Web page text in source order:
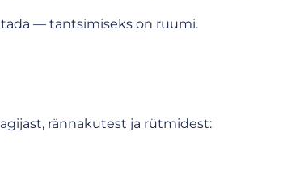
— tantsimiseks on ruumi.
rännakutest ja rütmidest: